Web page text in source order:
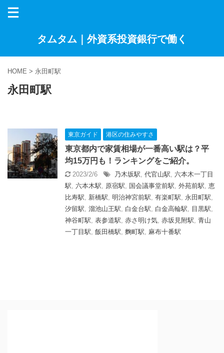
タムタム｜外資系投資銀行で働く
HOME > 永田町駅
永田町駅
東京ガイド 港区の住みやすさ
東京都内で家賃相場が一番高い駅は？平
均15万円も！ランキングをご紹介。
2023/2/6 乃木坂駅, 代官山駅, 六本木一丁目
駅, 六本木駅, 原宿駅, 国会議事堂前駅, 外苑前駅, 恵
比寿駅, 新橋駅, 明治神宮前駅, 有楽町駅, 永田町駅,
汐留駅, 溜池山王駅, 白金台駅, 白金高輪駅, 目黒駅,
神谷町駅, 表参道駅, 赤さ明け気, 赤坂見附駅, 青山
一丁目駅, 飯田橋駅, 麴町駅, 麻布十番駅